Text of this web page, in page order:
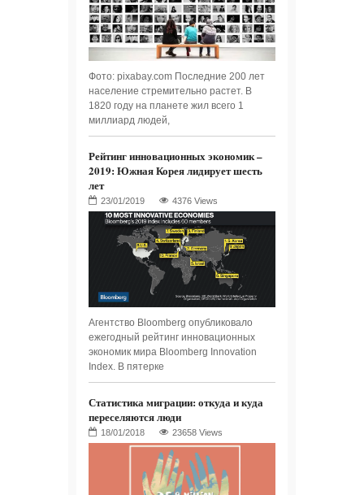
Фото: pixabay.com Последние 200 лет
население стремительно растет. В
1820 году на планете жил всего 1
миллиард людей,
Рейтинг инновационных экономик –
2019: Южная Корея лидирует шесть
лет
4376 Views
Агентство Bloomberg опубликовало
ежегодный рейтинг инновационных
экономик мира Bloomberg Innovation
Index. В пятерке
Статистика миграции: откуда и куда
переселяются люди
23658 Views